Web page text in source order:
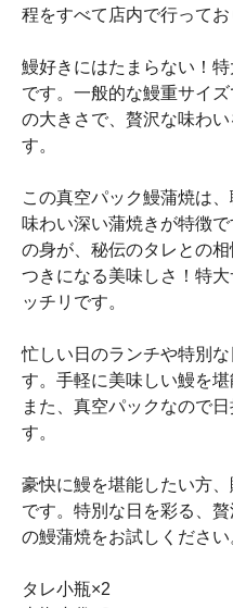
程をすべて店内で行ってお
鰻好きにはたまらない！
です。一般的な鰻重サイ
の大きさで、贅沢な味わ
す。
この真空パック鰻蒲焼は
味わい深い蒲焼きが特徴
の身が、秘伝のタレとの
つきになる美味しさ！特
ッチリです。
忙しい日のランチや特別
す。手軽に美味しい鰻を
また、真空パックなので
す。
豪快に鰻を堪能したい方
です。特別な日を彩る、
の鰻蒲焼をお試しください
タレ小瓶×2